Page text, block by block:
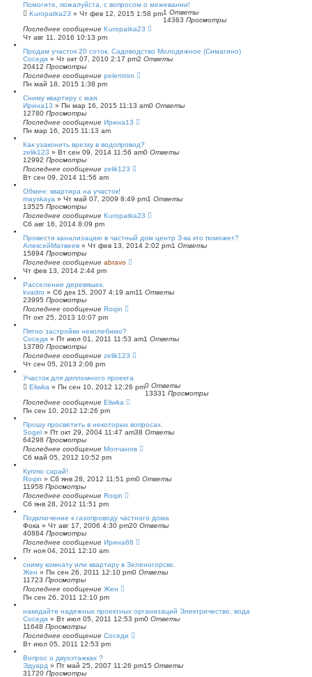
Помогите, пожалуйста, с вопросом о межевании!
Kuropatka23 » Чт фев 12, 2015 1:58 pm1 Ответы
14363 Просмотры
Последнее сообщение Kuropatka23
Чт авг 11, 2016 10:13 pm
Продам участок 20 соток. Садоводство Молодежное (Симагино)
Соседи » Чт окт 07, 2010 2:17 pm2 Ответы
20412 Просмотры
Последнее сообщение pelentron
Пн май 18, 2015 1:38 pm
Сниму квартиру с мая.
Ирина13 » Пн мар 16, 2015 11:13 am0 Ответы
12780 Просмотры
Последнее сообщение Ирина13
Пн мар 16, 2015 11:13 am
Как узаконить врезку в водопровод?
zelik123 » Вт сен 09, 2014 11:56 am0 Ответы
12992 Просмотры
Последнее сообщение zelik123
Вт сен 09, 2014 11:56 am
Обмен: квартира на участок!
mayskaya » Чт май 07, 2009 8:49 pm1 Ответы
13525 Просмотры
Последнее сообщение Kuropatka23
Сб авг 16, 2014 8:09 pm
Провести канализацию в частный дом центр З-ка кто поможет?
АлексейМатвеев » Чт фев 13, 2014 2:02 pm1 Ответы
15894 Просмотры
Последнее сообщение abravo
Чт фев 13, 2014 2:44 pm
Расселение деревяшек.
kvadro » Сб дек 15, 2007 4:19 am11 Ответы
23995 Просмотры
Последнее сообщение Roqin
Пт окт 25, 2013 10:07 pm
Пятно застройки неколебимо?
Соседи » Пт июл 01, 2011 11:53 am1 Ответы
13780 Просмотры
Последнее сообщение zelik123
Чт сен 05, 2013 2:06 pm
Участок для дипломного проекта
Eliwka » Пн сен 10, 2012 12:26 pm0 Ответы
13331 Просмотры
Последнее сообщение Eliwka
Пн сен 10, 2012 12:26 pm
Прошу просветить в некоторых вопросах.
Sogel » Пт окт 29, 2004 11:47 am38 Ответы
64298 Просмотры
Последнее сообщение Молчанов
Сб май 05, 2012 10:52 pm
Куплю сарай!
Roqin » Сб янв 28, 2012 11:51 pm0 Ответы
11958 Просмотры
Последнее сообщение Roqin
Сб янв 28, 2012 11:51 pm
Подключение к газопроводу частного дома
Фока » Чт авг 17, 2006 4:30 pm20 Ответы
40884 Просмотры
Последнее сообщение Ирина86
Пт ноя 04, 2011 12:10 am
сниму комнату или квартиру в Зеленогорске.
Жен » Пн сен 26, 2011 12:10 pm0 Ответы
11723 Просмотры
Последнее сообщение Жен
Пн сен 26, 2011 12:10 pm
накидайте надежных проектных организаций Электричество, вода
Соседи » Вт июл 05, 2011 12:53 pm0 Ответы
11648 Просмотры
Последнее сообщение Соседи
Вт июл 05, 2011 12:53 pm
Вопрос о двухэтажках ?
Эдуард » Пт май 25, 2007 11:26 pm15 Ответы
31720 Просмотры